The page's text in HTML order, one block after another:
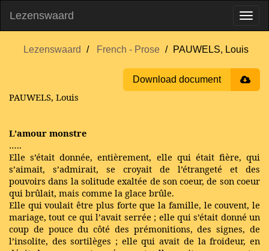
Lezenswaard
Lezenswaard French - Prose PAUWELS, Louis
Download document
PAUWELS, Louis
L’amour monstre
…..
Elle s’était donnée, entièrement, elle qui était fière, qui
s’aimait, s’admirait, se croyait de l’étrangeté et des
pouvoirs dans la solitude exaltée de son coeur, de son coeur
qui brûlait, mais comme la glace brûle.
Elle qui voulait être plus forte que la famille, le couvent, le
mariage, tout ce qui l’avait serrée ; elle qui s’était donné un
coup de pouce du côté des prémonitions, des signes, de
l’insolite, des sortilèges ; elle qui avait de la froideur, en